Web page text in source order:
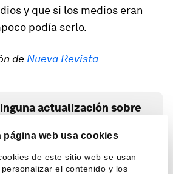
página web usa cookies
de este sitio web se usan
el contenido y los
y que si los medios eran
podía serlo.
de Nueva Revista
actualización sobre
y accede a tu colección
con nuestras últimas